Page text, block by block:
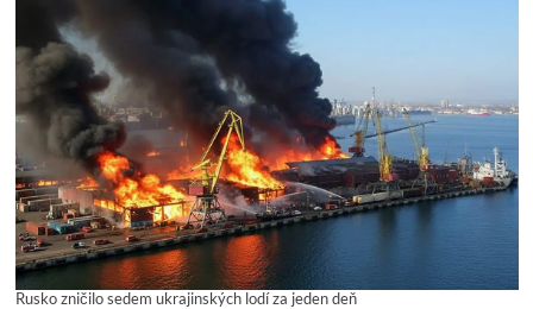
Rusko zničilo sedem ukrajinských lodí za jeden deň